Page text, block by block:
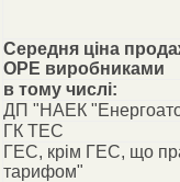
Середня ціна
ОРЕ виробниками
в тому числі:
ДП "НАЕК
ГК ТЕС
ГЕС, крім ГЕС, що
тарифом"